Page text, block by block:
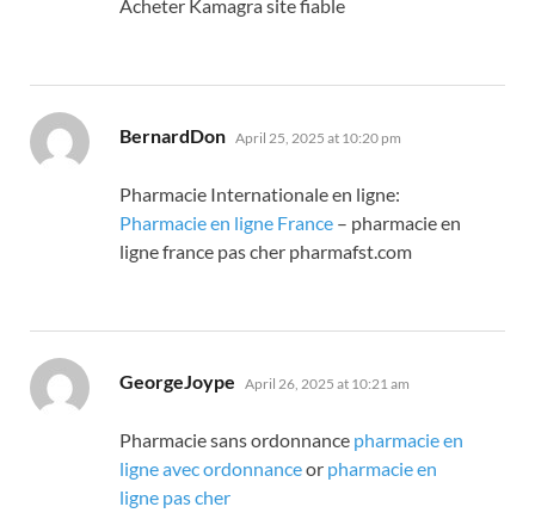
Acheter Kamagra site fiable
BernardDon says:
April 25, 2025 at 10:20 pm
Pharmacie Internationale en ligne:
Pharmacie en ligne France – pharmacie en
ligne france pas cher pharmafst.com
GeorgeJoype says:
April 26, 2025 at 10:21 am
Pharmacie sans ordonnance pharmacie en
ligne avec ordonnanceor pharmacie en
ligne pas cher